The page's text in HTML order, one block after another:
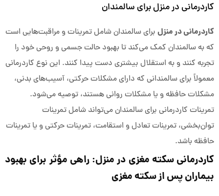
کاردرمانی در منزل برای سالمندان
کاردرمانی در منزلبرای سالمندان شامل تمرینات و مراقبت‌هایی است
که به سالمندان کمک می‌کند تا بهبود حالت جسمی و روحی خود را
تجربه کنند و به استقلال بیشتری دست پیدا کنند. این نوع کاردرمانی
معمولاً برای سالمندانی که دارای مشکلات حرکتی، آسیب‌های بدنی،
مشکلات حافظه و یا مشکلات روانی هستند، توصیه می‌شود.
تمرینات کاردرمانی برای سالمندان می‌تواند شامل تمرینات
توان‌بخشی، تمرینات تعادل و استقامت، تمرینات حرکتی و یا تمرینات
حافظه باشد.
کاردرمانی سکته مغزی در منزل: راهی مؤثر برای بهبود
بیماران پس از سکته مغزی